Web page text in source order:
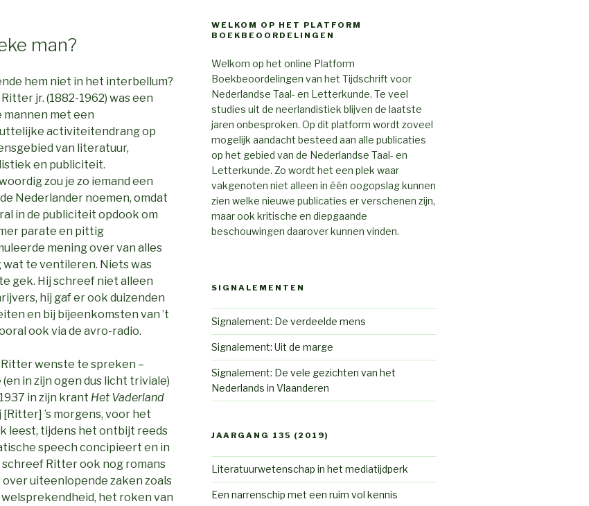
man?
hem niet in het interbellum?
Ritter jr. (1882-1962) was een
mannen met een
activiteitendrang op
van literatuur,
en publiciteit.
zou je zo iemand een
Nederlander noemen, omdat
in de publiciteit opdook om
parate en pittig
mening over van alles
wat te ventileren. Niets was
gek. Hij schreef niet alleen
hij gaf er ook duizenden
en bij bijeenkomsten van ’t
ook via de avro-radio.
Ritter wenste te spreken –
in zijn ogen dus licht triviale)
in zijn krant Het Vaderland
’s morgens, voor het
leest, tijdens het ontbijt reeds
speech concipieert en in
schreef Ritter ook nog romans
uiteenlopende zaken zoals
het roken van
WELKOM OP HET PLATFORM
BOEKBEOORDELINGEN
Welkom op het online Platform
Boekbeoordelingen van het Tijdschrift voor
Nederlandse Taal- en Letterkunde. Te veel
studies uit de neerlandistiek blijven de laatste
jaren onbesproken. Op dit platform wordt zoveel
mogelijk aandacht besteed aan alle publicaties
op het gebied van de Nederlandse Taal- en
Letterkunde. Zo wordt het een plek waar
vakgenoten niet alleen in één oogopslag kunnen
zien welke nieuwe publicaties er verschenen zijn,
maar ook kritische en diepgaande
beschouwingen daarover kunnen vinden.
SIGNALEMENTEN
Signalement: De verdeelde mens
Signalement: Uit de marge
Signalement: De vele gezichten van het
Nederlands in Vlaanderen
JAARGANG 135 (2019)
Literatuurwetenschap in het mediatijdperk
Een narrenschip met een ruim vol kennis